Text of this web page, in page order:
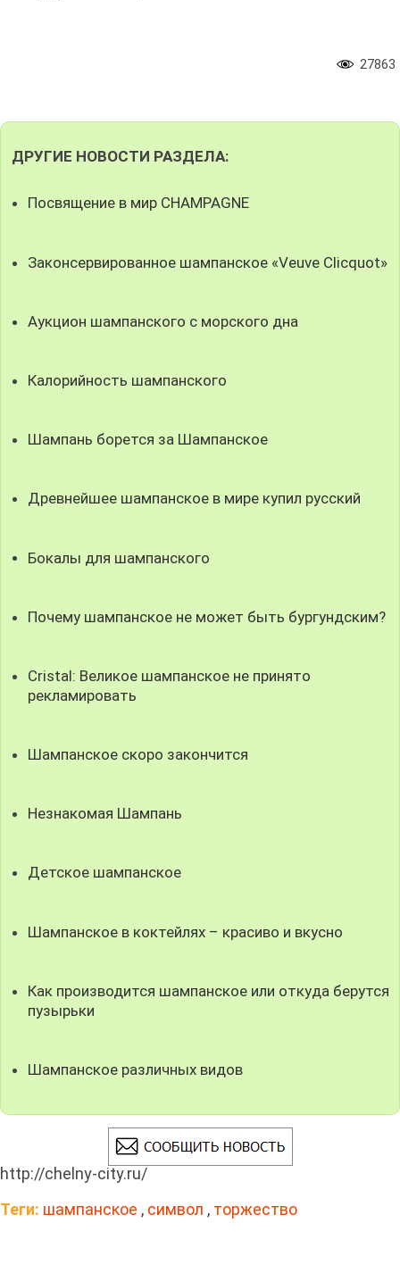
27863
ДРУГИЕ НОВОСТИ РАЗДЕЛА:
Посвящение в мир CHAMPAGNE
Законсервированное шампанское «Veuve Clicquot»
Аукцион шампанского с морского дна
Калорийность шампанского
Шампань борется за Шампанское
Древнейшее шампанское в мире купил русский
Бокалы для шампанского
Почему шампанское не может быть бургундским?
Cristal: Великое шампанское не принято
рекламировать
Шампанское скоро закончится
Незнакомая Шампань
Детское шампанское
Шампанское в коктейлях – красиво и вкусно
Как производится шампанское или откуда берутся
пузырьки
Шампанское различных видов
http://chelny-city.ru/
Теги: шампанское , символ , торжество